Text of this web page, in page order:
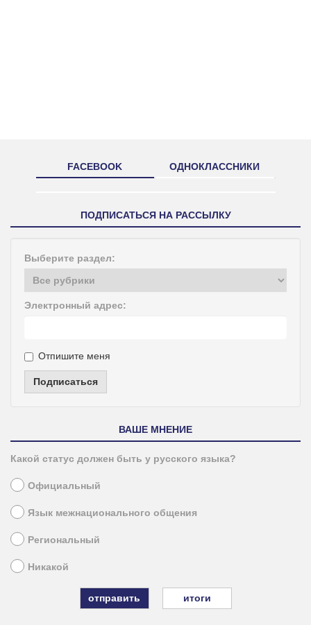
FACEBOOK ОДНОКЛАССНИКИ
ПОДПИСАТЬСЯ НА РАССЫЛКУ
Выберите раздел:
Электронный адрес:
Отпишите меня
Подписаться
ВАШЕ МНЕНИЕ
Какой статус должен быть у русского языка?
Официальный
Язык межнационального общения
Региональный
Никакой
итоги